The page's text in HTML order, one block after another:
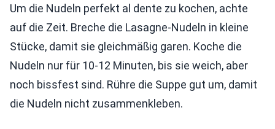
Um die Nudeln perfekt al dente zu kochen, achte
auf die Zeit. Breche die Lasagne-Nudeln in kleine
Stücke, damit sie gleichmäßig garen. Koche die
Nudeln nur für 10-12 Minuten, bis sie weich, aber
noch bissfest sind. Rühre die Suppe gut um, damit
die Nudeln nicht zusammenkleben.